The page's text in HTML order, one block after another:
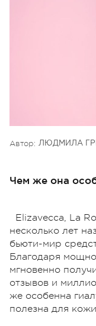
Автор: ЛЮДМИЛА
Чем же она
Elizavecca, La
несколько лет
бьюти-мир
Благодаря
мгновенно
отзывов и
же особенна
полезна для